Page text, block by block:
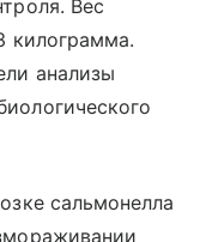
Вес
килограмма.
анализы
сальмонелла